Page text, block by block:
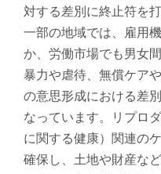
対する差別に終止符を
一部の地域では、雇用
か、労働市場でも男女
暴力や虐待、無償ケア
の意思形成における差
なっています。リプロ
に関する健康）関連の
確保し、土地や財産な